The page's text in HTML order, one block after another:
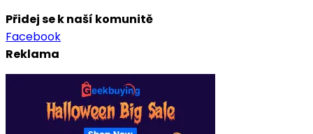
Přidej se k naší komunitě
Facebook
Reklama